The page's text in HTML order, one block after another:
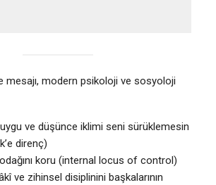
mesajı, modern psikoloji ve sosyoloji
ve düşünce iklimi seni sürüklemesin
direnç)
koru (internal locus of control)
ve zihinsel disiplinini başkalarının